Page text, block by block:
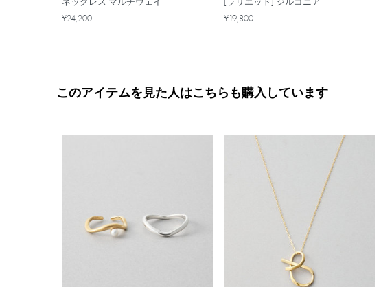
¥24,200
¥19,800
このアイテムを見た人はこちらも購入しています